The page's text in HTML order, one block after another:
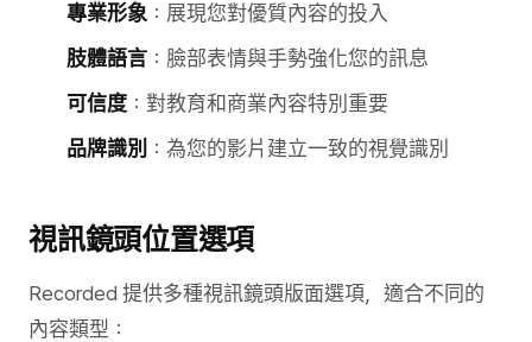
專業形象 ：展現您對優質內容的投入
肢體語言 ：臉部表情與手勢強化您的訊息
可信度 ：對教育和商業內容特別重要
品牌識別 ：為您的影片建立一致的視覺識別
視訊鏡頭位置選項
Recorded 提供多種視訊鏡頭版面選項，適合不同的
內容類型：